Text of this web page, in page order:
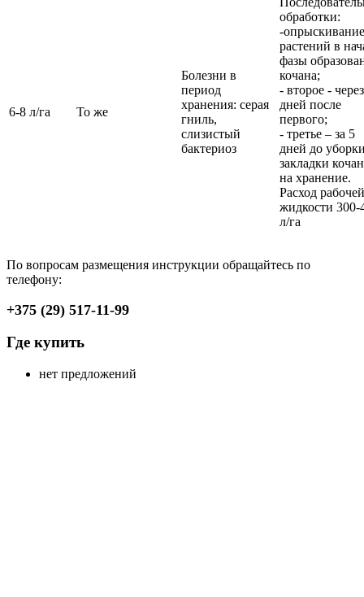
6-8 л/га То же
Болезни в
период
хранения: серая
гниль,
слизистый
бактериоз
обработки:
-опрыскивание
растений в
фазы
кочана;
- второе -
дней после
первого;
- третье – за 5
дней до
закладки
на хранение.
Расход рабочей
жидкости 300-
л/га
По вопросам размещения инструкции обращайтесь по
телефону:
+375 (29) 517-11-99
Где купить
нет предложений